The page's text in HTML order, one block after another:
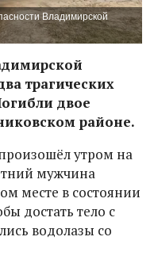
Владимирской
трагических
двое
районе.
утром на
мужчина
месте в состоянии
достать тело с
водолазы со